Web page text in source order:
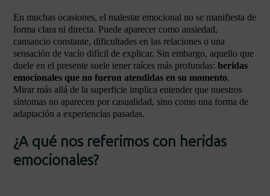
En muchas ocasiones, el malestar emocional no se manifiesta de
forma clara ni directa. Puede aparecer como ansiedad,
cansancio constante, dificultades en las relaciones o una
sensación de vacío difícil de explicar. Sin embargo, aquello que
duele en el presente suele tener raíces más profundas: heridas
emocionales que no fueron atendidas en su momento.
Mirar más allá de la superficie implica entender que nuestros
síntomas no aparecen por casualidad, sino como una forma de
adaptación a experiencias pasadas.
¿A qué nos referimos con heridas
emocionales?